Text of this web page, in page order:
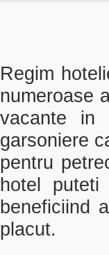
Regim
numeroase
vacante in
garsoniere
pentru
hotel
beneficiind
placut.